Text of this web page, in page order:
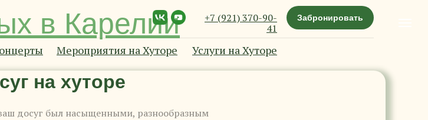
Услуги на Хуторе
Мероприятия на Хуторе
+7 (921) 370-90-
41
Забронировать
в Карелии
досуг был насыщенными, разнообразным
на хуторе